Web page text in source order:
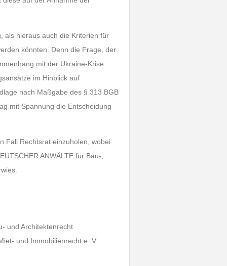
als hieraus auch die Kriterien für
könnten. Denn die Frage, der
mit der Ukraine-Krise
im Hinblick auf
nach Maßgabe des § 313 BGB
mit Spannung die Entscheidung
Fall Rechtsrat einzuholen, wobei
ANWÄLTE für Bau-,
und Architektenrecht
und Immobilienrecht e. V.